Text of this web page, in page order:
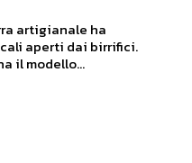
artigianale ha
aperti dai birrifici.
il modello...